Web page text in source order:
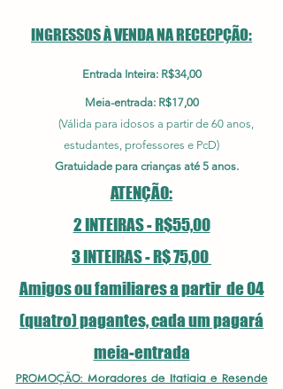
INGRESSOS À VENDA NA RECECPÇÃO:
Entrada Inteira: R$34,00
Meia-entrada: R$17,00
(Válida para idosos a partir de 60 anos,
estudantes, professores e PcD)
Gratuidade para crianças até 5 anos.
ATENÇÃO:
2 INTEIRAS - R$55,00
3 INTEIRAS - R$ 75,00
Amigos ou familiares a partir de 04
(quatro) pagantes, cada um pagará
meia-entrada
PROMOÇÃO: Moradores de Itatiaia e Resende